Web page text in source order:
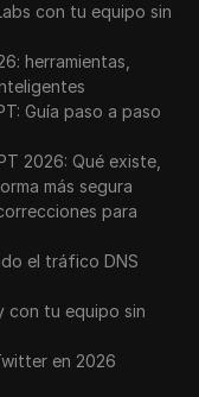
con tu equipo sin
herramientas,
Guía paso a paso
2026: Qué existe,
más segura
para
el tráfico DNS
con tu equipo sin
en 2026